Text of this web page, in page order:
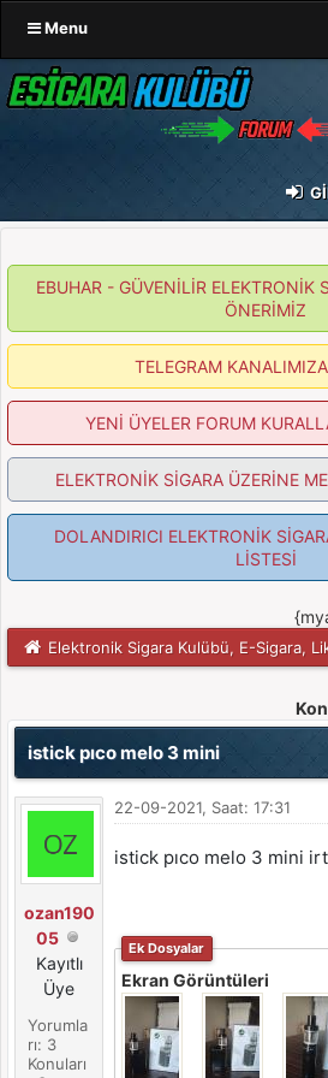
Menu
EBUHAR - GÜVENİLİR ELEKTRONİK
ÖNERİMİZ
TELEGRAM
YENİ ÜYELER FORUM
ELEKTRONİK SİGARA ÜZERİNE
DOLANDIRICI ELEKTRONİK
LİSTESİ
Elektronik Sigara Kulübü, E-Sigara,
istick pıco melo 3 mini
ozan190
05
Kayıtlı
Üye
Yorumla
rı: 3
Konuları
22-09-2021, Saat: 17:31
istick pıco melo 3 mini
Ek Dosyalar
Ekran Görüntüleri